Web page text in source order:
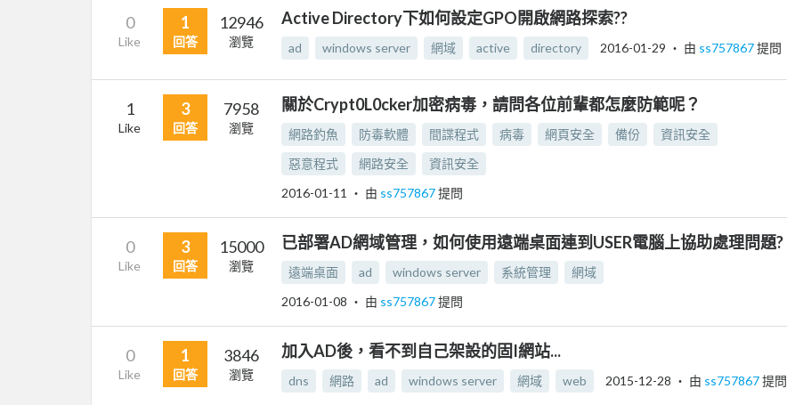
0
Like
1
回答
12946
瀏覽
Active Directory下如何設定GPO開啟網路探索??
ad windows server 網域 active directory 2016-01-29 ‧ 由 ss757867提問
1
Like
3
回答
7958
瀏覽
關於Crypt0L0cker加密病毒，請問各位前輩都怎麼防範呢？
網路釣魚 防毒軟體 間諜程式 病毒 網頁安全 備份
資訊安全
惡意程式
網路安全
資訊安全
2016-01-11
‧ 由 ss757867提問
0
Like
3
回答
15000
瀏覽
已部署AD網域管理，如何使用遠端桌面連到USER電腦上協助處理問題?
遠端桌面 ad windows server 系統管理
網域
2016-01-08 ‧ 由 ss757867提問
0
Like
1
回答
3846
瀏覽
加入AD後，看不到自己架設的固I網站...
dns 網路 ad windows server 網域 web 2015-12-28 ‧ 由 ss757867提問